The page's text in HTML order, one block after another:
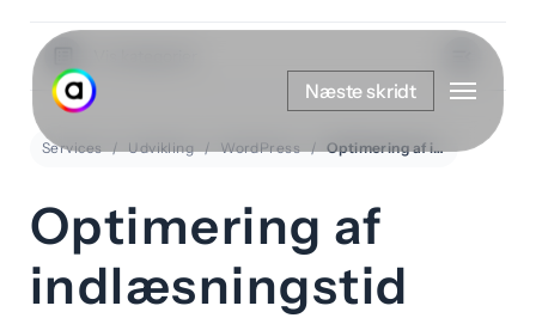
hovedindhold
Næste skridt Menu
Services Udvikling WordPress Optimering af indlæsningstid
Optimering af
indlæsningstid